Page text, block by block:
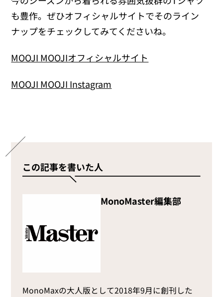
も豊作。ぜひオフィシャルサイトでそのライン
ナップをチェックしてみてくださいね。
MOOJI MOOJIオフィシャルサイト
MOOJI MOOJI Instagram
この記事を書いた人
MonoMaster編集部
MonoMaxの大人版として2018年9月に創刊した